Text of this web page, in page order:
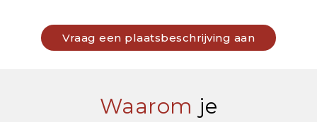
Vraag een plaatsbeschrijving aan
Waarom je